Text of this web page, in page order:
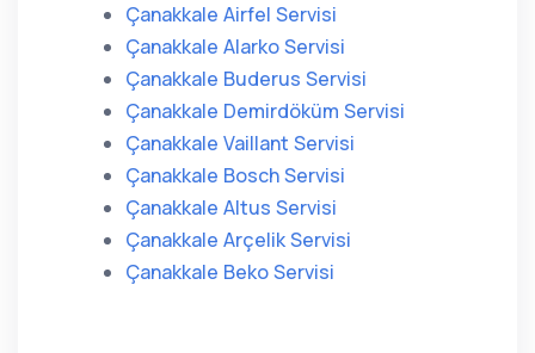
Çanakkale Airfel Servisi
Çanakkale Alarko Servisi
Çanakkale Buderus Servisi
Çanakkale Demirdöküm Servisi
Çanakkale Vaillant Servisi
Çanakkale Bosch Servisi
Çanakkale Altus Servisi
Çanakkale Arçelik Servisi
Çanakkale Beko Servisi